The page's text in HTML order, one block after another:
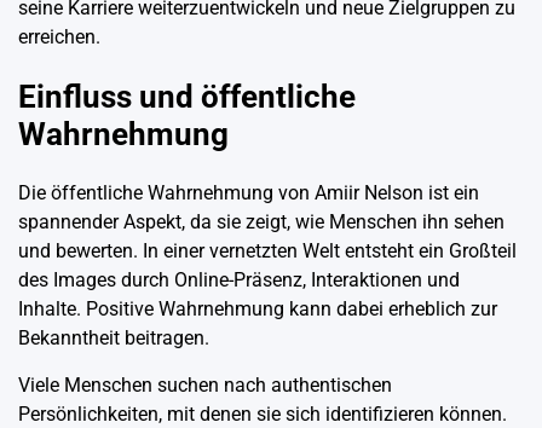
seine Karriere weiterzuentwickeln und neue Zielgruppen zu
erreichen.
Einfluss und öffentliche
Wahrnehmung
Die öffentliche Wahrnehmung von Amiir Nelson ist ein
spannender Aspekt, da sie zeigt, wie Menschen ihn sehen
und bewerten. In einer vernetzten Welt entsteht ein Großteil
des Images durch Online-Präsenz, Interaktionen und
Inhalte. Positive Wahrnehmung kann dabei erheblich zur
Bekanntheit beitragen.
Viele Menschen suchen nach authentischen
Persönlichkeiten, mit denen sie sich identifizieren können.